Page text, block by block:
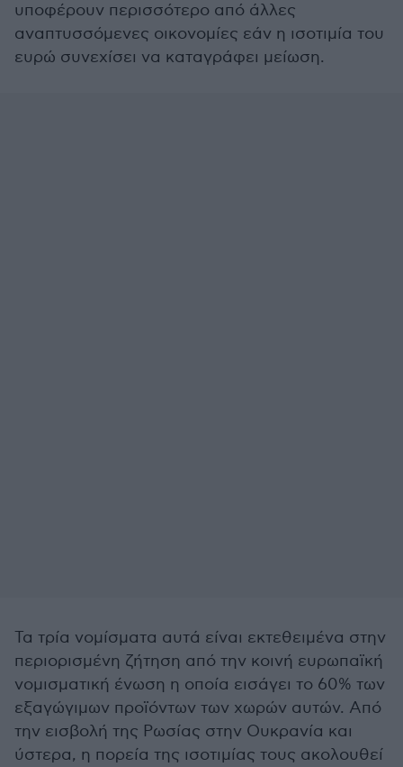
υποφέρουν περισσότερο από άλλες
αναπτυσσόμενες οικονομίες εάν η ισοτιμία του
ευρώ συνεχίσει να καταγράφει μείωση.
Τα τρία νομίσματα αυτά είναι εκτεθειμένα στην
περιορισμένη ζήτηση από την κοινή ευρωπαϊκή
νομισματική ένωση η οποία εισάγει το 60% των
εξαγώγιμων προϊόντων των χωρών αυτών. Από
την εισβολή της Ρωσίας στην Ουκρανία και
ύστερα, η πορεία της ισοτιμίας τους ακολουθεί